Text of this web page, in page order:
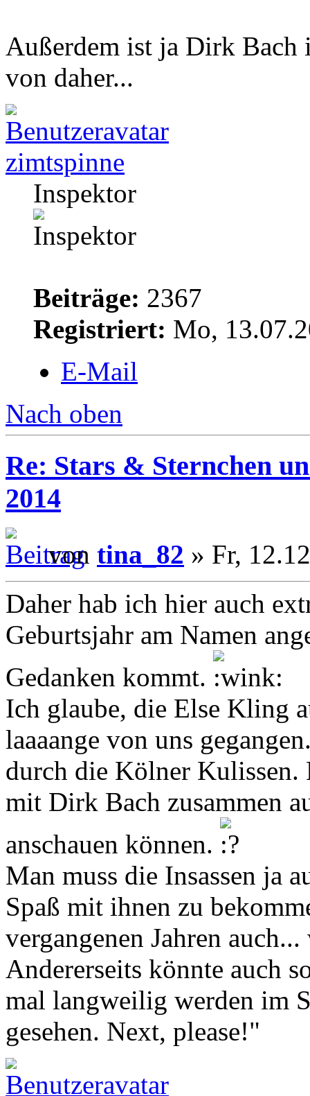
Außerdem ist ja Dirk Bach
von daher...
zimtspinne
Inspektor
Beiträge: 2367
Registriert: Mo,
E-Mail
Nach oben
Re: Stars & Sternchen
2014
von tina_82 » Fr,
Daher hab ich hier auch
Geburtsjahr am Namen
Gedanken kommt.
Ich glaube, die Else Kling
laaaange von uns
durch die Kölner Kulissen.
mit Dirk Bach zusammen
anschauen können.
Man muss die Insassen ja
Spaß mit ihnen zu
vergangenen Jahren
Andererseits könnte auch
mal langweilig werden im
gesehen. Next, please!"